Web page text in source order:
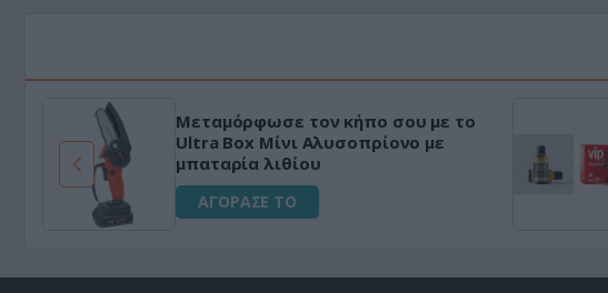
HAPI END: 100% φυτικό διεγερτικό
για άνδρες!
ΑΓΟΡΑΣΕ ΤΟ